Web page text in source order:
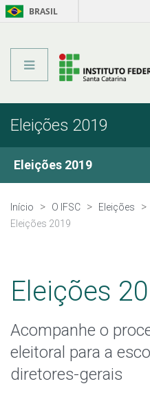
BRASIL
Eleições 2019
Eleições 2019
Comissões Eleitorais
Candidatos
Contato
Início O IFSC Eleições
Eleições 2019
Eleições
Acompanhe o
eleitoral para a
diretores-gerais